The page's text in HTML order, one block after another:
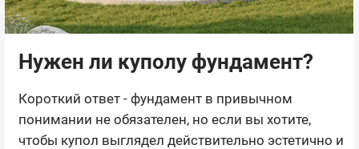
Нужен ли куполу фундамент?
Короткий ответ - фундамент в привычном
понимании не обязателен, но если вы хотите,
чтобы купол выглядел действительно эстетично и